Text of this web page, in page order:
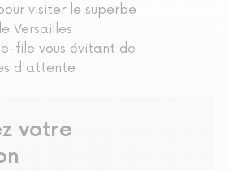
visiter le superbe
Versailles
file vous évitant de
d'attente
votre